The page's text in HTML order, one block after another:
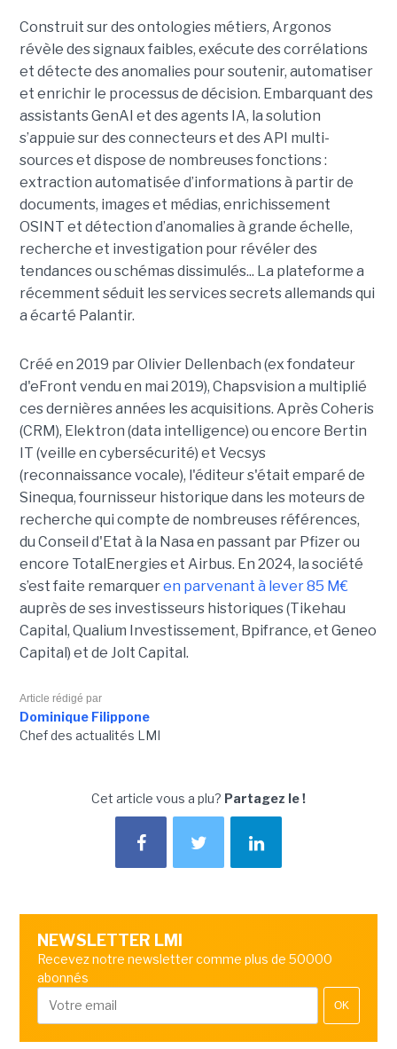
Construit sur des ontologies métiers, Argonos
révèle des signaux faibles, exécute des corrélations
et détecte des anomalies pour soutenir, automatiser
et enrichir le processus de décision. Embarquant des
assistants GenAI et des agents IA, la solution
s’appuie sur des connecteurs et des API multi-
sources et dispose de nombreuses fonctions :
extraction automatisée d’informations à partir de
documents, images et médias, enrichissement
OSINT et détection d’anomalies à grande échelle,
recherche et investigation pour révéler des
tendances ou schémas dissimulés... La plateforme a
récemment séduit les services secrets allemands qui
a écarté Palantir.
Créé en 2019 par Olivier Dellenbach (ex fondateur
d'eFront vendu en mai 2019), Chapsvision a multiplié
ces dernières années les acquisitions. Après Coheris
(CRM), Elektron (data intelligence) ou encore Bertin
IT (veille en cybersécurité) et Vecsys
(reconnaissance vocale), l'éditeur s'était emparé de
Sinequa, fournisseur historique dans les moteurs de
recherche qui compte de nombreuses références,
du Conseil d'Etat à la Nasa en passant par Pfizer ou
encore TotalEnergies et Airbus. En 2024, la société
s’est faite remarqueren parvenant à lever 85 M€
auprès de ses investisseurs historiques (Tikehau
Capital, Qualium Investissement, Bpifrance, et Geneo
Capital) et de Jolt Capital.
Article rédigé par
Dominique Filippone
Chef des actualités LMI
Cet article vous a plu? Partagez le !
NEWSLETTER LMI
Recevez notre newsletter comme plus de 50000
abonnés
OK